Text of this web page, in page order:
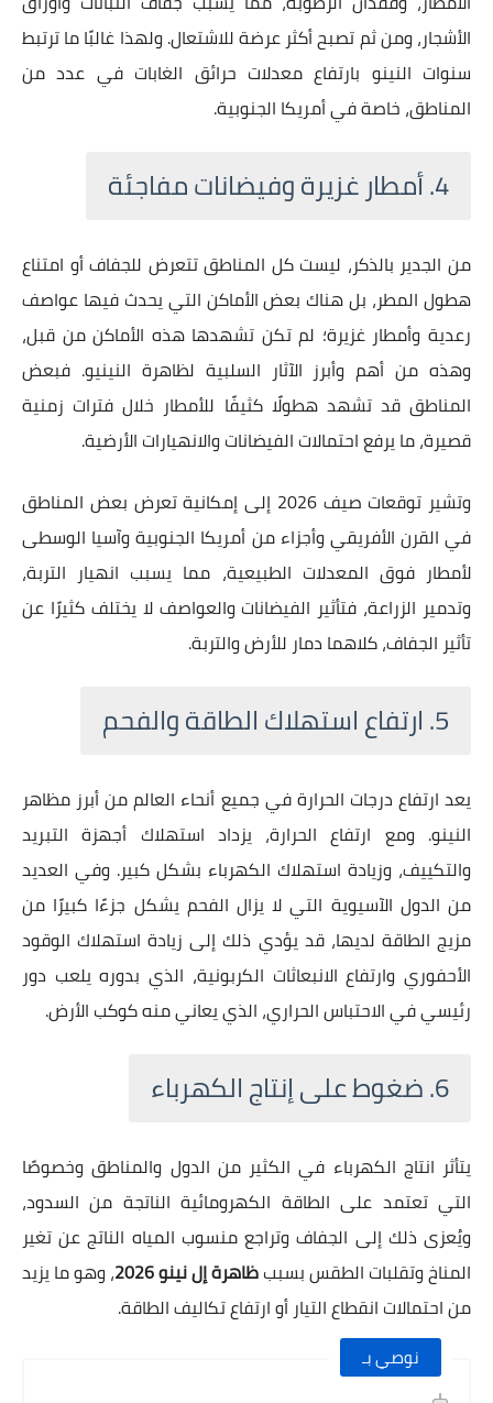
الأشجار، ومن ثم تصبح أكثر عرضة للاشتعال. ولهذا غالبًا ما ترتبط
سنوات النينو بارتفاع معدلات حرائق الغابات في عدد من
المناطق، خاصة في أمريكا الجنوبية.
4. أمطار غزيرة وفيضانات مفاجئة
من الجدير بالذكر، ليست كل المناطق تتعرض للجفاف أو امتناع
هطول المطر، بل هناك بعض الأماكن التي يحدث فيها عواصف
رعدية وأمطار غزيرة؛ لم تكن تشهدها هذه الأماكن من قبل،
وهذه من أهم وأبرز الآثار السلبية لظاهرة النينيو. فبعض
المناطق قد تشهد هطولًا كثيفًا للأمطار خلال فترات زمنية
قصيرة، ما يرفع احتمالات الفيضانات والانهيارات الأرضية.
وتشير توقعات صيف 2026 إلى إمكانية تعرض بعض المناطق
في القرن الأفريقي وأجزاء من أمريكا الجنوبية وآسيا الوسطى
لأمطار فوق المعدلات الطبيعية، مما يسبب انهيار التربة،
وتدمير الزراعة، فتأثير الفيضانات والعواصف لا يختلف كثيرًا عن
تأثير الجفاف، كلاهما دمار للأرض والتربة.
5. ارتفاع استهلاك الطاقة والفحم
يعد ارتفاع درجات الحرارة في جميع أنحاء العالم من أبرز مظاهر
النينو. ومع ارتفاع الحرارة، يزداد استهلاك أجهزة التبريد
والتكييف، وزيادة استهلاك الكهرباء بشكل كبير. وفي العديد
من الدول الآسيوية التي لا يزال الفحم يشكل جزءًا كبيرًا من
مزيج الطاقة لديها، قد يؤدي ذلك إلى زيادة استهلاك الوقود
الأحفوري وارتفاع الانبعاثات الكربونية، الذي بدوره يلعب دور
رئيسي في الاحتباس الحراري، الذي يعاني منه كوكب الأرض.
6. ضغوط على إنتاج الكهرباء
يتأثر انتاج الكهرباء في الكثير من الدول والمناطق وخصوصًا
التي تعتمد على الطاقة الكهرومائية الناتجة من السدود،
ويُعزى ذلك إلى الجفاف وتراجع منسوب المياه الناتج عن تغير
المناخ وتقلبات الطقس بسببظاهرة إل نينو 2026
، وهو ما يزيد
من احتمالات انقطاع التيار أو ارتفاع تكاليف الطاقة.
نوصي بـ